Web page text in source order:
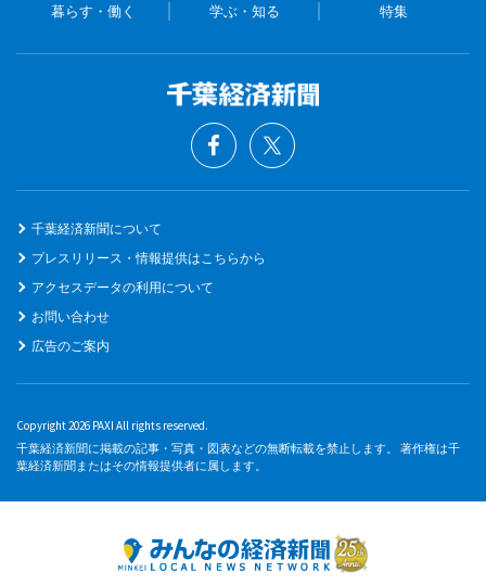
暮らす・働く 学ぶ・知る 特集
千葉経済新聞について
プレスリリース・情報提供はこちらから
アクセスデータの利用について
お問い合わせ
広告のご案内
Copyright 2026 PAXI All rights reserved.
千葉経済新聞に掲載の記事・写真・図表などの無断転載を禁止します。 著作権は千
葉経済新聞またはその情報提供者に属します。